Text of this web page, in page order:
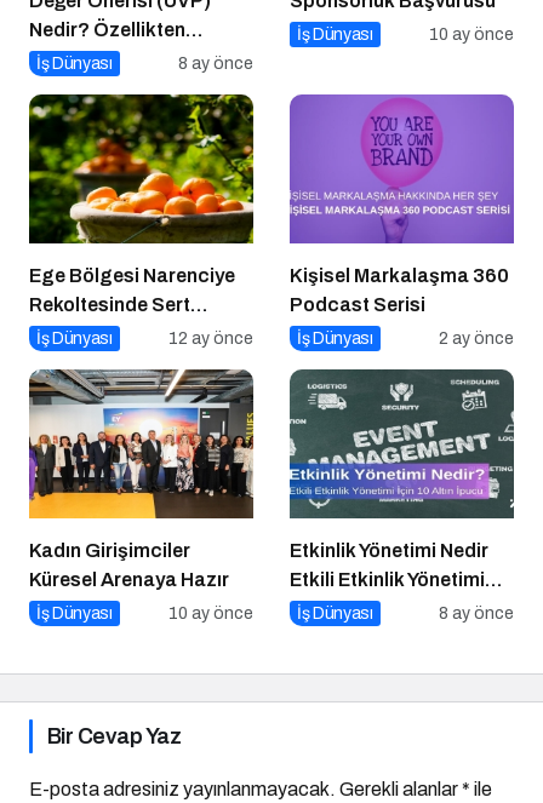
Nedir? Özellikten
Faydaya Geçiş
İş Dünyası 8 ay önce
İş Dünyası 10 ay önce
Ege Bölgesi Narenciye
Rekoltesinde Sert
Düşüş: Üretim Yüzde 34
İş Dünyası 12 ay önce
Kişisel Markalaşma 360
Podcast Serisi
İş Dünyası 2 ay önce
Kadın Girişimciler
Küresel Arenaya Hazır
İş Dünyası 10 ay önce
Etkinlik Yönetimi Nedir
Etkili Etkinlik Yönetimi
İçin 10 Altın İpucu
İş Dünyası 8 ay önce
Bir Cevap Yaz
E-posta adresiniz yayınlanmayacak. Gerekli alanlar* ile